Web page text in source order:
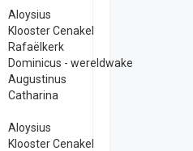
Aloysius
Klooster Cenakel
Rafaëlkerk
Dominicus - wereldwake
Augustinus
Catharina
Aloysius
Klooster Cenakel